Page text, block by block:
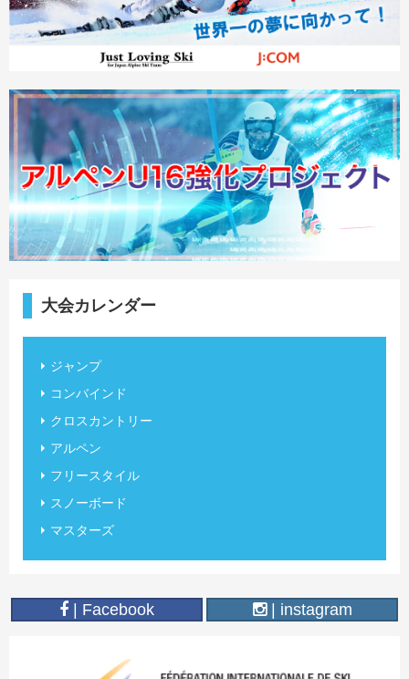
大会カレンダー
ジャンプ
コンバインド
クロスカントリー
アルペン
フリースタイル
スノーボード
マスターズ
| Facebook | instagram